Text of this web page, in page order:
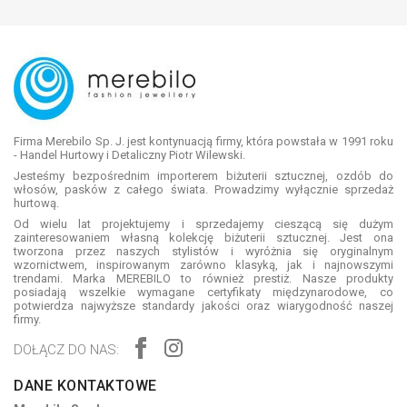
Firma Merebilo Sp. J. jest kontynuacją firmy, która powstała w 1991 roku
- Handel Hurtowy i Detaliczny Piotr Wilewski.
Jesteśmy bezpośrednim importerem biżuterii sztucznej, ozdób do
włosów, pasków z całego świata. Prowadzimy wyłącznie sprzedaż
hurtową.
Od wielu lat projektujemy i sprzedajemy cieszącą się dużym
zainteresowaniem własną kolekcję biżuterii sztucznej. Jest ona
tworzona przez naszych stylistów i wyróżnia się oryginalnym
wzornictwem, inspirowanym zarówno klasyką, jak i najnowszymi
trendami. Marka MEREBILO to również prestiż. Nasze produkty
posiadają wszelkie wymagane certyfikaty międzynarodowe, co
potwierdza najwyższe standardy jakości oraz wiarygodność naszej
firmy.
DOŁĄCZ DO NAS:
DANE KONTAKTOWE